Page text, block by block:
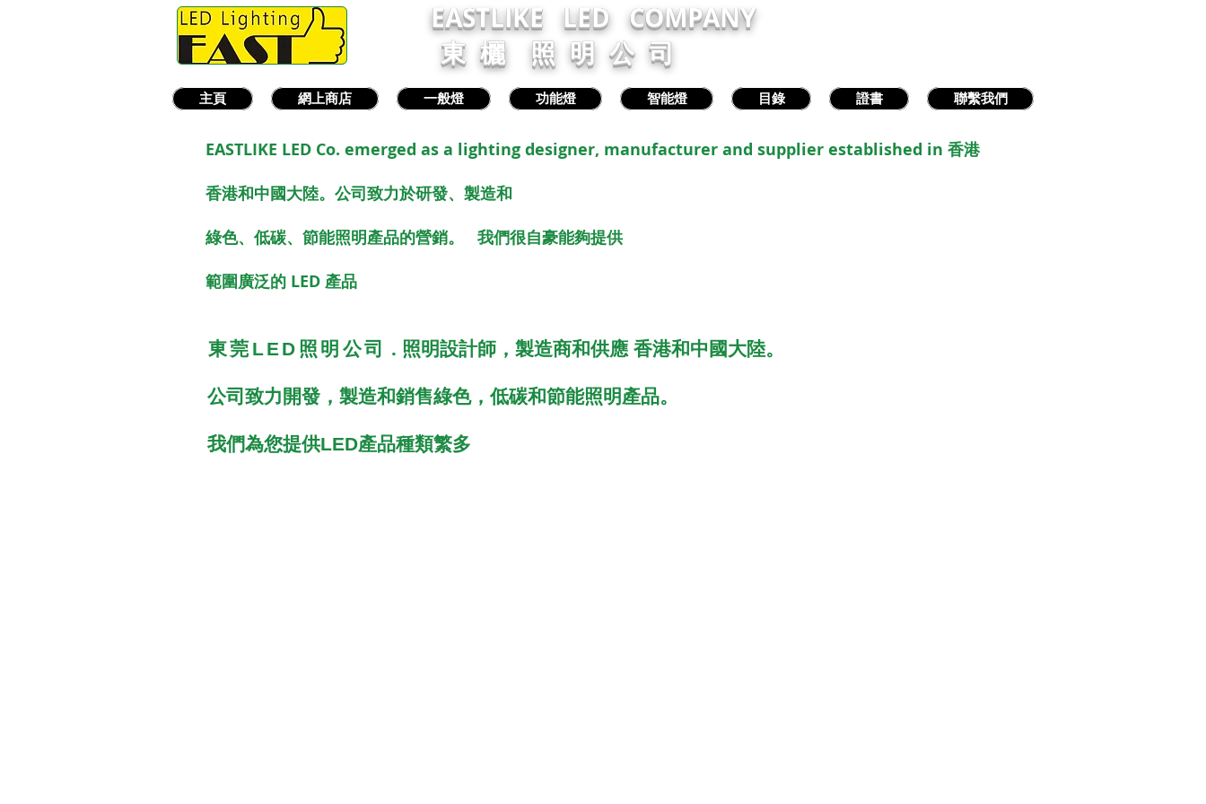
EASTLIKE LED COMPANY
東 欐 照 明 公 司
主頁 網上商店 一般燈 功能燈 智能燈 目錄 證書 聯繫我們
EASTLIKE LED Co. emerged as a lighting designer, manufacturer and supplier established in 香港
香港和中國大陸。公司致力於研發、製造和
綠色、低碳、節能照明產品的營銷。
我們很自豪能夠提供
範圍廣泛的 LED 產品
東莞LED照明公司 . 照明設計師，製造商和供應香港和中國大陸。
公司致力開發，製造和銷售綠色，低碳和節能照明產品。
我們為您提供LED產品種類繁多